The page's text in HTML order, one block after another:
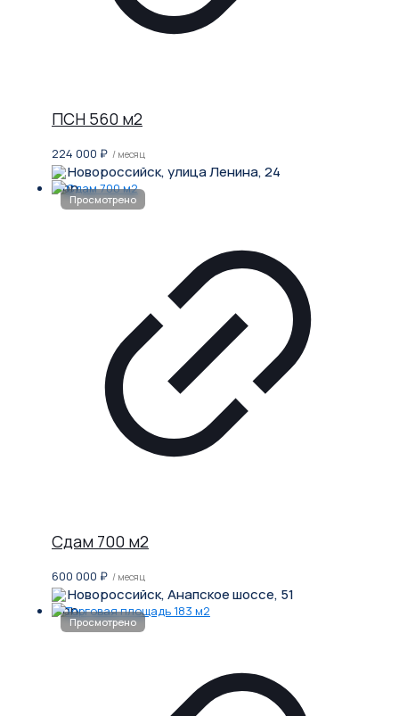
ПСН 560 м2
224 000 ₽ / месяц
Новороссийск, улица Ленина, 24
Сдам 700 м2
600 000 ₽ / месяц
Новороссийск, Анапское шоссе, 51